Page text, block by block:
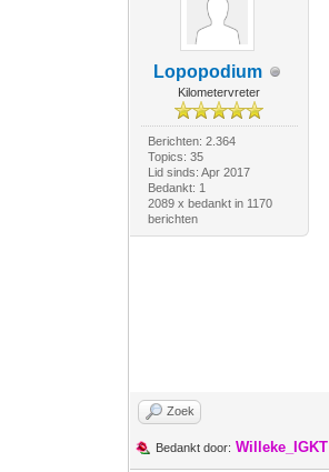
Lopopodium
Kilometervreter
Berichten: 2.364
Topics: 35
Lid sinds: Apr 2017
Bedankt: 1
2089 x bedankt in 1170
berichten
Zoek
Bedankt door: Willeke_IGKT